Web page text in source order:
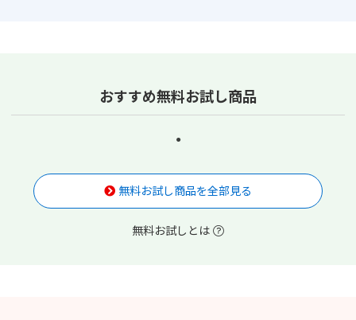
おすすめ無料お試し商品
無料お試し商品を全部見る
無料お試しとは